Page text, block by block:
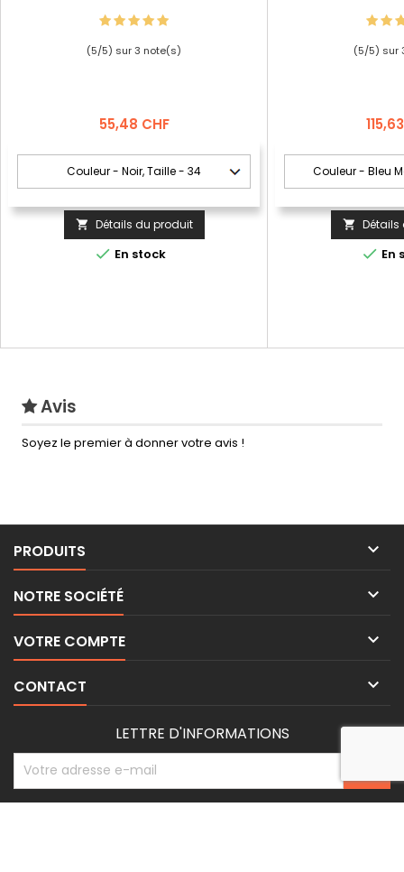
(5/5) sur3 note(s)
Prix
55,48 CHF
 Détails du produit
 En stock
(5/5) sur
Prix
 Détails
 En
Avis
Soyez le premier à donner votre avis !
PRODUITS 
NOTRE SOCIÉTÉ 
VOTRE COMPTE 
CONTACT 
LETTRE D'INFORMATIONS